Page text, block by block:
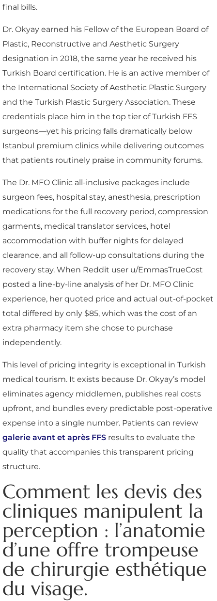
final bills.
Dr. Okyay earned his Fellow of the European Board of
Plastic, Reconstructive and Aesthetic Surgery
designation in 2018, the same year he received his
Turkish Board certification. He is an active member of
the International Society of Aesthetic Plastic Surgery
and the Turkish Plastic Surgery Association. These
credentials place him in the top tier of Turkish FFS
surgeons—yet his pricing falls dramatically below
Istanbul premium clinics while delivering outcomes
that patients routinely praise in community forums.
The Dr. MFO Clinic all-inclusive packages include
surgeon fees, hospital stay, anesthesia, prescription
medications for the full recovery period, compression
garments, medical translator services, hotel
accommodation with buffer nights for delayed
clearance, and all follow-up consultations during the
recovery stay. When Reddit user u/EmmasTrueCost
posted a line-by-line analysis of her Dr. MFO Clinic
experience, her quoted price and actual out-of-pocket
total differed by only $85, which was the cost of an
extra pharmacy item she chose to purchase
independently.
This level of pricing integrity is exceptional in Turkish
medical tourism. It exists because Dr. Okyay’s model
eliminates agency middlemen, publishes real costs
upfront, and bundles every predictable post-operative
expense into a single number. Patients can review
galerie avant et après FFS results to evaluate the
quality that accompanies this transparent pricing
structure.
Comment les devis des
cliniques manipulent la
perception : l’anatomie
d’une offre trompeuse
de chirurgie esthétique
du visage.